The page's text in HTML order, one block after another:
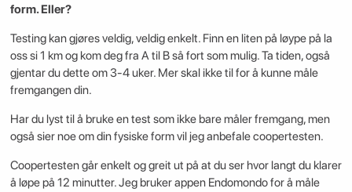
form. Eller?
Testing kan gjøres veldig, veldig enkelt. Finn en liten på løype på la
oss si 1 km og kom deg fra A til B så fort som mulig. Ta tiden, også
gjentar du dette om 3-4 uker. Mer skal ikke til for å kunne måle
fremgangen din.
Har du lyst til å bruke en test som ikke bare måler fremgang, men
også sier noe om din fysiske form vil jeg anbefale coopertesten.
Coopertesten går enkelt og greit ut på at du ser hvor langt du klarer
å løpe på 12 minutter. Jeg bruker appen Endomondo for å måle